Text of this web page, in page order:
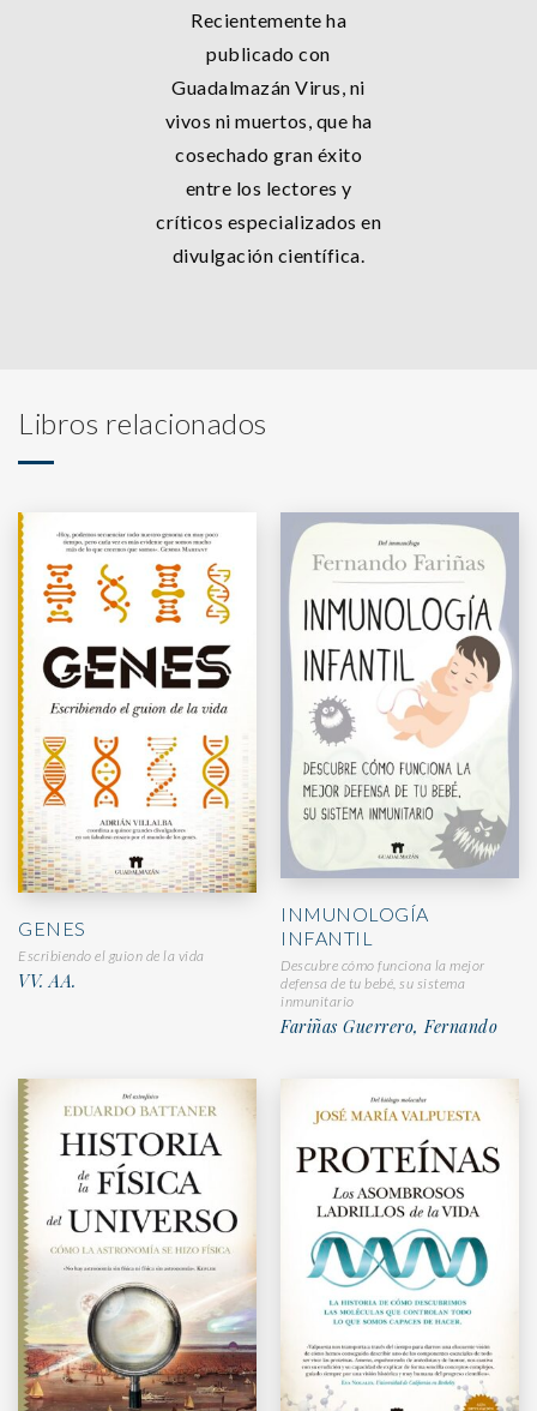
Recientemente ha
publicado con
Guadalmazán Virus, ni
vivos ni muertos, que ha
cosechado gran éxito
entre los lectores y
críticos especializados en
divulgación científica.
Libros relacionados
GENES
Escribiendo el guion de la vida
VV. AA.
INMUNOLOGÍA
INFANTIL
Descubre cómo funciona la mejor
defensa de tu bebé, su sistema
inmunitario
Fariñas Guerrero, Fernando